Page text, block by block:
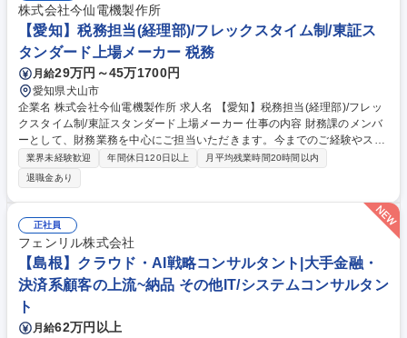
株式会社今仙電機製作所
【愛知】税務担当(経理部)/フレックスタイム制/東証ス
タンダード上場メーカー 税務
月給29万円～45万1700円
愛知県犬山市
企業名 株式会社今仙電機製作所 求人名 【愛知】税務担当(経理部)/フレッ
クスタイム制/東証スタンダード上場メーカー 仕事の内容 財務課のメンバ
ーとして、財務業務を中心にご担当いただきます。今までのご経験やスキ
ルを考慮して、担当していただく業務を決定します。 一人ですべての業務
を担当することはありません。 【具体的には】 ■決算時法人税額計算、税
務申告など税務関連業務 ■月次決算業務、資金管理、買掛金管理、支払決
済業務、国内グループ会社、海外グループ会社の損益管理・財務管理など
募集職種 【愛知】税務担当(経理部)/フレックスタイム制/東証スタンダー
ド上場メーカー
業界未経験歓迎 年間休日120日以上
月平均残業時間20時間以内
退職金あり
正社員
フェンリル株式会社
【島根】クラウド・AI戦略コンサルタント|大手金融・
決済系顧客の上流~納品 その他IT/システムコンサルタン
ト
月給62万円以上